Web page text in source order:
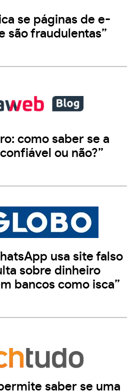
se páginas de e-
são fraudulentas”
como saber se a
ou não?”
usa site falso
sobre dinheiro
bancos como isca”
saber se uma